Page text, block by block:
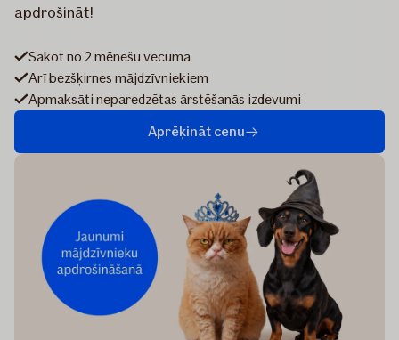
apdrošināt!
Sākot no 2 mēnešu vecuma
Arī bezšķirnes mājdzīvniekiem
Apmaksāti neparedzētas ārstēšanās izdevumi
Aprēķināt cenu